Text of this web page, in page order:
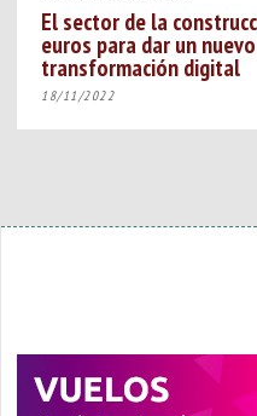
El sector de la
euros para dar un
transformación digital
18/11/2022